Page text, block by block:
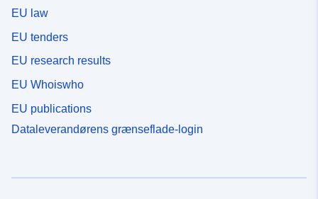
EU law
EU tenders
EU research results
EU Whoiswho
EU publications
Dataleverandørens grænseflade-login